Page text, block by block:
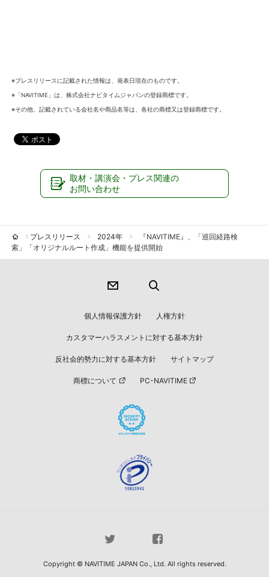
※プレスリリースに記載された情報は、発表日現在のものです。
※「NAVITIME」は、株式会社ナビタイムジャパンの登録商標です。
※その他、記載されている会社名や商品名等は、各社の商標又は登録商標です。
取材・講演会・プレス関連の
お問い合わせ
プレスリリース 2024年
『NAVITIME』、「巡回経路検
索」「オリジナルルート作成」機能を提供開始
個人情報保護方針 人権方針
カスタマーハラスメントに対する基本方針
反社会的勢力に対する基本方針 サイトマップ
商標について PC-NAVITIME
Copyright © NAVITIME JAPAN Co., Ltd. All rights reserved.